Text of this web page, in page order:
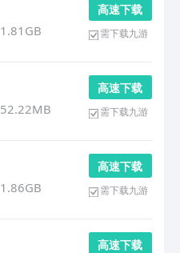
1.81GB
高 速 下 载
需下载九游
52.22MB
高 速 下 载
需下载九游
1.86GB
高 速 下 载
需下载九游
高 速 下 载